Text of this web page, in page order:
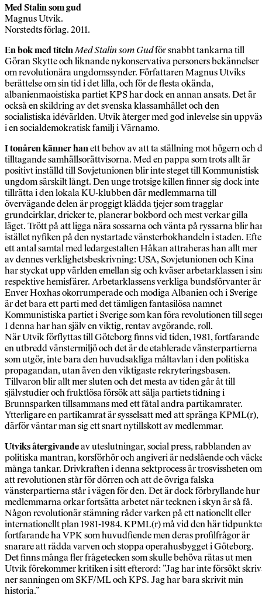
Med Stalin som gud
Magnus Utvik.
Norstedts förlag. 2011.
En bok med titelnMed Stalin som Gudför snabbt tankarna till
Göran Skytte och liknande nykonservativa personers bekännelser
om revolutionära ungdomssynder. Författaren Magnus Utviks
berättelse om sin tid i det lilla, och för de flesta okända,
albanienmaoistiska partiet KPS har dock en annan ansats. Det är
också en skildring av det svenska klassamhället och den
socialistiska idévärlden. Utvik återger med god inlevelse sin
i en socialdemokratisk familj i Värnamo.
I tonåren känner hanett behov av att ta ställning mot högern och
tilltagande samhällsorättvisorna. Med en pappa som trots allt är
positivt inställd till Sovjetunionen blir inte steget till Kommunistisk
ungdom särskilt långt. Den unge trotsige killen finner sig dock inte
tillrätta i den lokala KU-klubben där medlemmarna till
övervägande delen är proggigt klädda tjejer som tragglar
grundcirklar, dricker te, planerar bokbord och mest verkar gilla
läget. Trött på att ligga nära sossarna och vänta på ryssarna blir
istället nyfiken på den nystartade vänsterbokhandeln i staden.
ett antal samtal med ledargestalten Håkan attraheras han allt mer
av dennes verklighetsbeskrivning: USA, Sovjetunionen och Kina
har styckat upp världen emellan sig och kväser arbetarklassen i
respektive hemisfärer. Arbetarklassens verkliga bundsförvanter är
Enver Hoxhas okorrumperade och modiga Albanien och i Sverige
är det bara ett parti med det tämligen fantasilösa namnet
Kommunistiska partiet i Sverige som kan föra revolutionen till
I denna har han själv en viktig, rentav avgörande, roll.
När Utvik förflyttas till Göteborg finns vid tiden, 1981, fortfarande
en utbredd vänstermiljö och det är de etablerade vänsterpartierna
som utgör, inte bara den huvudsakliga måltavlan i den politiska
propagandan, utan även den viktigaste rekryteringsbasen.
Tillvaron blir allt mer sluten och det mesta av tiden går åt till
självstudier och fruktlösa försök att sälja partiets tidning i
Brunnsparken tillsammans med ett fåtal andra partikamrater.
Ytterligare en partikamrat är sysselsatt med att spränga KPML(r),
därför väntar man sig ett snart nytillskott av medlemmar.
Utviks återgivandeav uteslutningar, social press, rabblanden av
politiska mantran, korsförhör och angiveri är nedslående och
många tankar. Drivkraften i denna sektprocess är trosvissheten om
att revolutionen står för dörren och att de övriga falska
vänsterpartierna står i vägen för den. Det är dock förbryllande hur
medlemmarna orkar fortsätta arbetet när tecknen i skyn är så få.
Någon revolutionär stämning råder varken på ett nationellt eller
internationellt plan 1981-1984. KPML(r) må vid den här
fortfarande ha VPK som huvudfiende men deras profilfrågor är
snarare att rädda varven och stoppa operahusbygget i Göteborg.
Det finns många fler frågetecken som skulle behöva rätas ut men
Utvik förekommer kritiken i sitt efterord: ”Jag har inte försökt
ner sanningen om SKF/ML och KPS. Jag har bara skrivit min
historia.”